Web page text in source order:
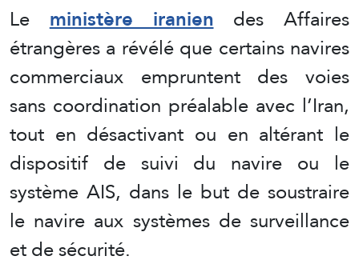
Leministère iraniendes Affaires
étrangères a révélé que certains navires
commerciaux empruntent des voies
sans coordination préalable avec l’Iran,
tout en désactivant ou en altérant le
dispositif de suivi du navire ou le
système AIS, dans le but de soustraire
le navire aux systèmes de surveillance
et de sécurité.